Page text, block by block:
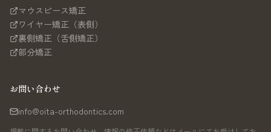
マウスピース矯正
ワイヤー矯正（表側）
裏側矯正（舌側矯正）
部分矯正
お問い合わせ
info@oita-orthodontics.com